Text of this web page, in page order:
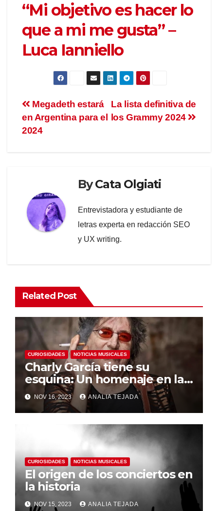
“Mi objetivo es hacer lo
que a mi me gusta” –
Luca Ianniello
La lista definitiva de
los Grammy 2024
Megadeth estará
en Argentina para el
2024
ByCata Olgiati
Entrevistadora y estudiante de
letras experta en redacción SEO
y UX writing.
Related Post
CURIOSIDADES NOTICIAS MUSICALES
Charly García tiene su
esquina: Un homenaje en la
Gran Manzana
NOV 16, 2023 ANALIA TEJADA
CURIOSIDADES NOTICIAS MUSICALES
El origen de los conciertos en
la historia
NOV 15, 2023 ANALIA TEJADA